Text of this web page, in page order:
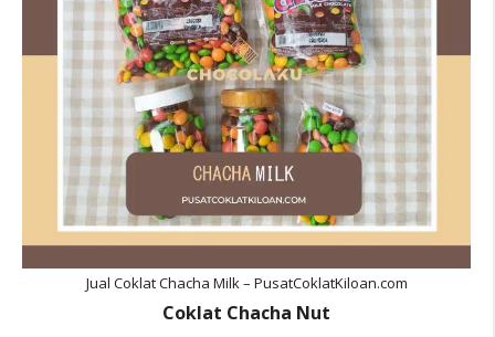
Jual Coklat Chacha Milk – PusatCoklatKiloan.com
Coklat Chacha Nut